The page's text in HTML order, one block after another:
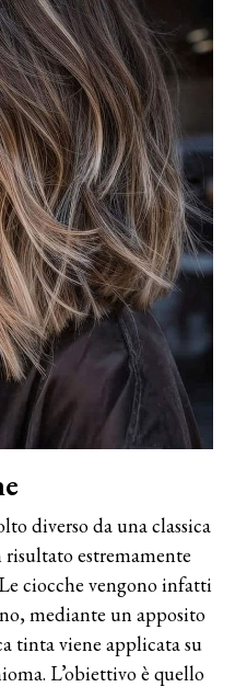
diverso da una classica
estremamente
ciocche vengono infatti
mediante un apposito
tinta viene applicata su
L’obiettivo è quello